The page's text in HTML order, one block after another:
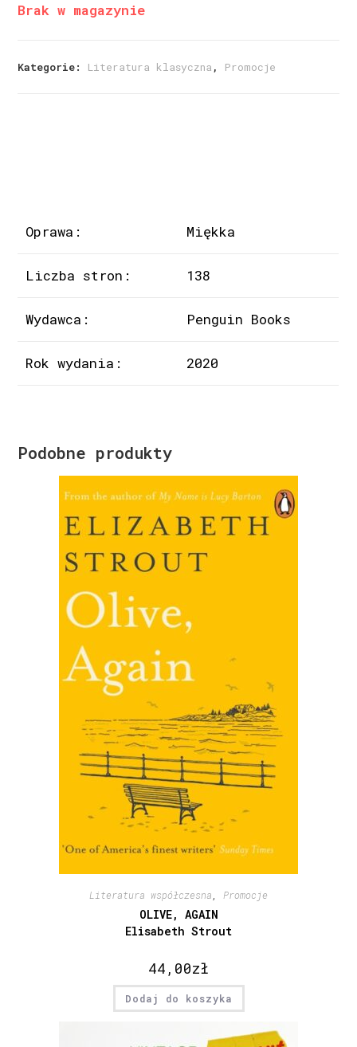
Brak w magazynie
Kategorie: Literatura klasyczna , Promocje
Oprawa: Miękka
Liczba stron: 138
Wydawca: Penguin Books
Rok wydania: 2020
Podobne produkty
Literatura współczesna Promocje
OLIVE, AGAIN
Elisabeth Strout
44,00zł
Dodaj do koszyka